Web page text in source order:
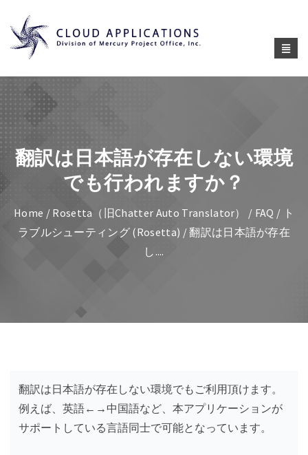
翻訳は日本語が存在しない環境
でも行われますか？
Home / Rosetta（旧Chatter Auto Translator） / FAQ / ト
ラブルシューティング (Rosetta) / 翻訳は日本語が存在
し....
翻訳は日本語が存在しない環境でもご利用頂けます。
例えば、英語←→中国語など、本アプリケーションが
サポートしている言語同士で可能となっています。